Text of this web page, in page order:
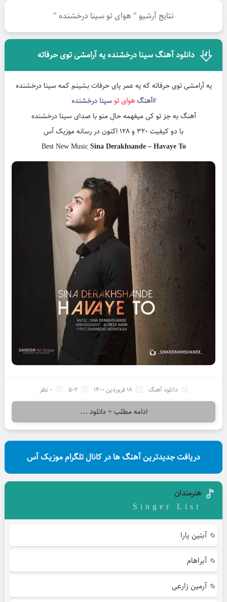
نتایج آرشیو " هوای تو سینا درخشنده "
دانلود آهنگ سینا درخشنده یه آرامشی توی حرفاته
یه آرامشی توی حرفاته که یه عمر پای حرفات بشینم کمه سینا درخشنده
#آهنگهوای توسینا درخشنده
آهنگ به جز تو کی میفهمه حال منو با صدای سینا درخشنده
با دو کیفیت ۳۲۰ و ۱۲۸ اکنون در رسانه موزیک آس
Best New MusicSina Derakhsande – Havaye To
دانلود آهنگ 18 فروردین 1400 502 0 نظر
ادامه مطلب + دانلود ...
دریافت جدیدترین آهنگ ها در کانال تلگرام موزیک آس
هنرمندان
Singer List
آبتین یارا
آبراهام
آرمین زارعی